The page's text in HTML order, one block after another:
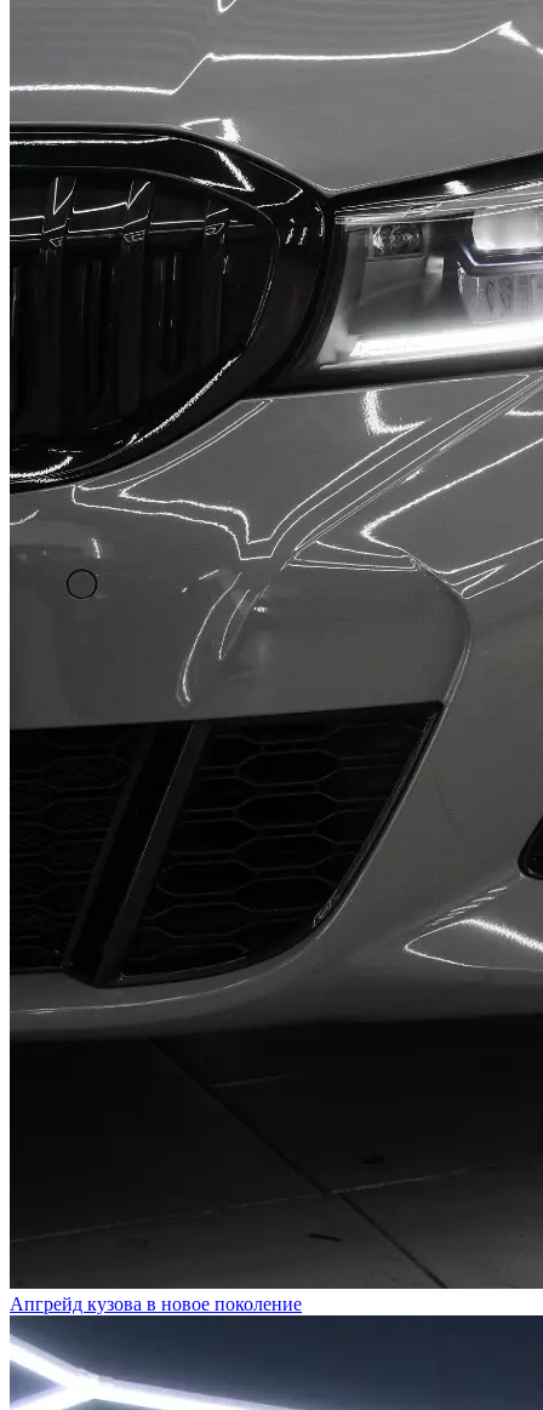
Апгрейд кузова в новое поколение